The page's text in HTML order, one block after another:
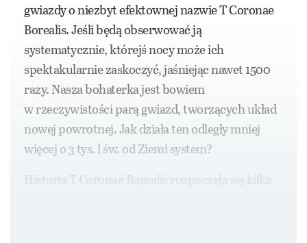
gwiazdy o niezbyt efektownej nazwie T Coronae
Borealis. Jeśli będą obserwować ją
systematycznie, którejś nocy może ich
spektakularnie zaskoczyć, jaśniejąc nawet 1500
razy. Nasza bohaterka jest bowiem
w rzeczywistości parą gwiazd, tworzących układ
nowej powrotnej. Jak działa ten odległy mniej
więcej o 3 tys. l św. od Ziemi system?
Historia T Coronae Borealis rozpoczęła się kilka